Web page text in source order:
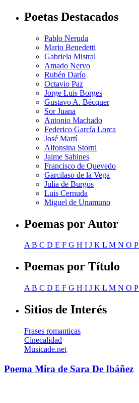
Poetas Destacados
Pablo Neruda
Mario Benedetti
Gabriela Mistral
Amado Nervo
Rubén Darío
Octavio Paz
Jorge Luis Borges
Gustavo A. Bécquer
Sor Juana
Antonio Machado
Federico García Lorca
José Martí
Alfonsina Storni
Jaime Sabines
Francisco de Quevedo
Garcilaso de la Vega
Julia de Burgos
Luis Cernuda
Miguel de Unamuno
Poemas por Autor
AB C D E F G H I J K L M N O P
Poemas por Título
A B C D E F G H I J K L M N O P
Sitios de Interés
Frases romanticas
Cinecalidad
Musicade.net
Poema Mira de Sara De Ibáñez